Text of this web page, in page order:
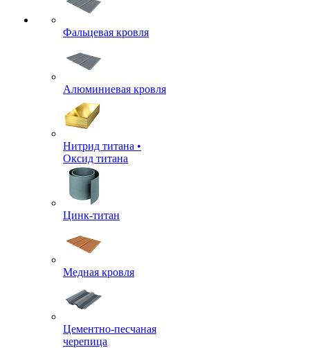
Фальцевая кровля
Алюминиевая кровля
Нитрид титана •
Оксид титана
Цинк-титан
Медная кровля
Цементно-песчаная
черепица